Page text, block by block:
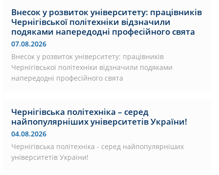
Внесок у розвиток університету: працівників
Чернігівської політехніки відзначили
подяками напередодні професійного свята
07.08.2026
Внесок у розвиток університету: працівників
Чернігівської політехніки відзначили подяками
напередодні професійного свята
Чернігівська політехніка – серед
найпопулярніших університетів України!
04.08.2026
Чернігівська політехніка - серед найпопулярніших
університетів України!